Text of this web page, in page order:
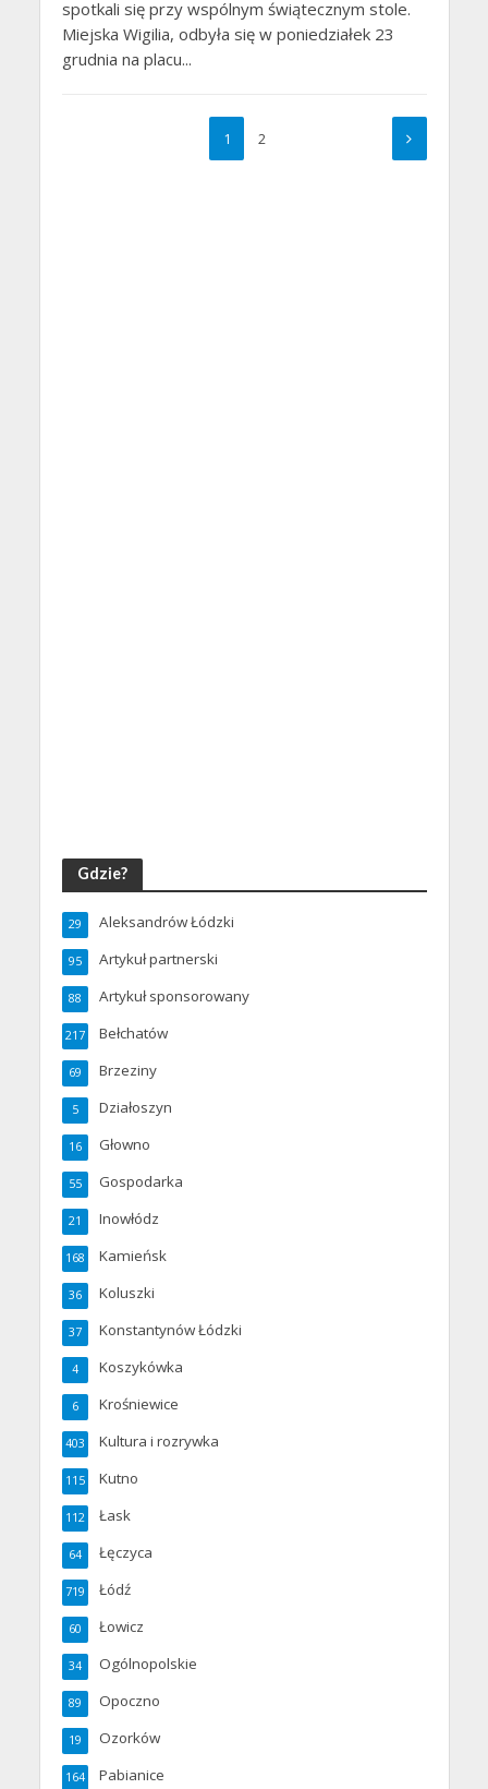
spotkali się przy wspólnym świątecznym stole.
Miejska Wigilia, odbyła się w poniedziałek 23
grudnia na placu...
1 2
Gdzie?
Aleksandrów Łódzki
29
Artykuł partnerski
95
Artykuł sponsorowany
88
Bełchatów
217
Brzeziny
69
Działoszyn
5
Głowno
16
Gospodarka
55
Inowłódz
21
Kamieńsk
168
Koluszki
36
Konstantynów Łódzki
37
Koszykówka
4
Krośniewice
6
Kultura i rozrywka
403
Kutno
115
Łask
112
Łęczyca
64
Łódź
719
Łowicz
60
Ogólnopolskie
34
Opoczno
89
Ozorków
19
Pabianice
164